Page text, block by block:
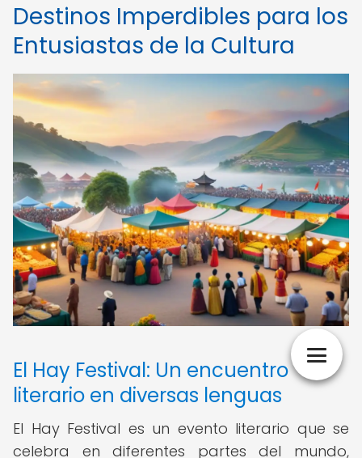
Destinos Imperdibles para los
Entusiastas de la Cultura
El Hay Festival: Un encuentro
literario en diversas lenguas
El Hay Festival es un evento literario que se
celebra en diferentes partes del mundo,